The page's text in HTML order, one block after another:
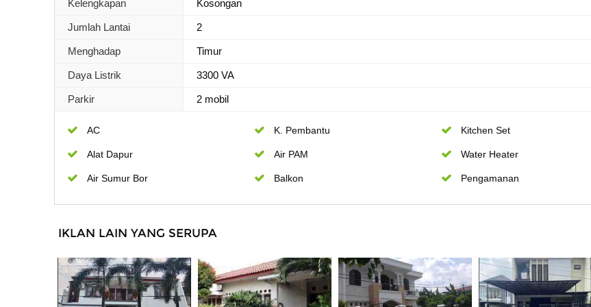
Kelengkapan Kosongan
Jumlah Lantai 2
Menghadap Timur
Daya Listrik 3300 VA
Parkir 2 mobil
AC K. Pembantu Kitchen Set
Alat Dapur Air PAM Water Heater
Air Sumur Bor Balkon Pengamanan
IKLAN LAIN YANG SERUPA